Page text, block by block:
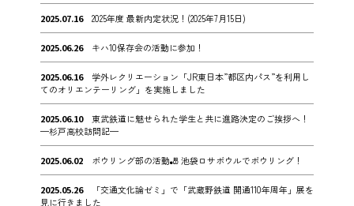
2025.07.16 2025年度 最新内定状況！(2025年7月15日)
2025.06.26 キハ10保存会の活動に参加！
2025.06.16
学外レクリエーション「JR東日本”都区内パス”を利用し
てのオリエンテーリング」を実施しました
2025.06.10
東武鉄道に魅せられた学生と共に進路決定のご挨拶へ！
—杉戸高校訪問記—
2025.06.02 ボウリング部の活動🎳 池袋ロサボウルでボウリング！
2025.05.26
「交通文化論ゼミ」で「武蔵野鉄道 開通110年周年」展を
見に行きました